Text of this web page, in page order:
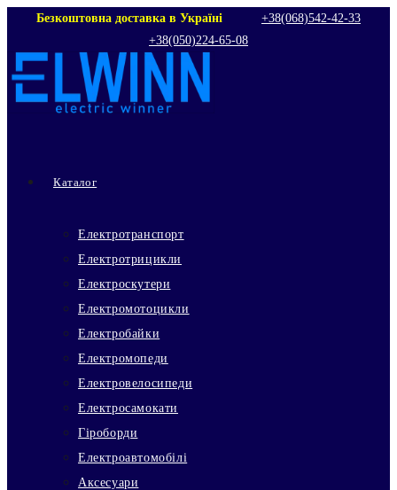
Перейти
вмісту
Безкоштовна доставка в Україні
+38(068)542‑42‑33
+38(050)224‑65‑08
Каталог
Електротранспорт
Електротрицикли
Електроскутери
Електромотоцикли
Електробайки
Електромопеди
Електровелосипеди
Електросамокати
Гіроборди
Електроавтомобілі
Аксесуари